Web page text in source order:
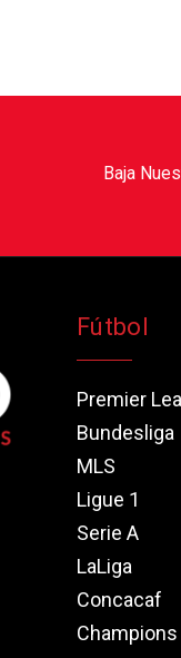
Baja
Fútbol
Premier
Bundesliga
MLS
Ligue 1
Serie A
LaLiga
Concacaf
Champions